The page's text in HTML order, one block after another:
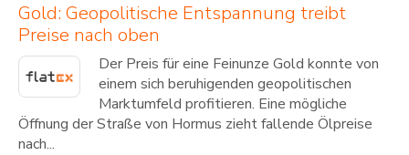
Gold: Geopolitische Entspannung treibt
Preise nach oben
Der Preis für eine Feinunze Gold konnte von
einem sich beruhigenden geopolitischen
Marktumfeld profitieren. Eine mögliche
Öffnung der Straße von Hormus zieht fallende Ölpreise
nach...